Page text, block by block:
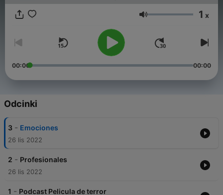
Głośność 1 x
00:00 00:00
Odcinki
3 - Emociones
26 lis 2022
2 - Profesionales
26 lis 2022
1 - Podcast Pelicula de terror